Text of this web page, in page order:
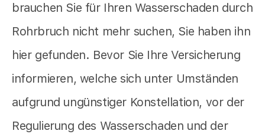
brauchen Sie für Ihren Wasserschaden durch
Rohrbruch nicht mehr suchen, Sie haben ihn
hier gefunden. Bevor Sie Ihre Versicherung
informieren, welche sich unter Umständen
aufgrund ungünstiger Konstellation, vor der
Regulierung des Wasserschaden und der